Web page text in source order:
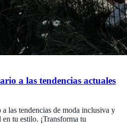
a las tendencias actuales
las tendencias de moda inclusiva y
tu estilo. ¡Transforma tu